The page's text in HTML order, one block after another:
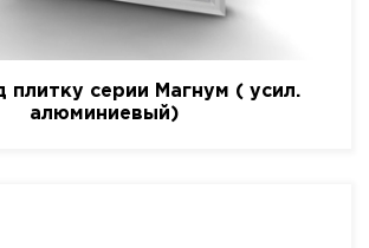
плитку серии Магнум ( усил.
алюминиевый)